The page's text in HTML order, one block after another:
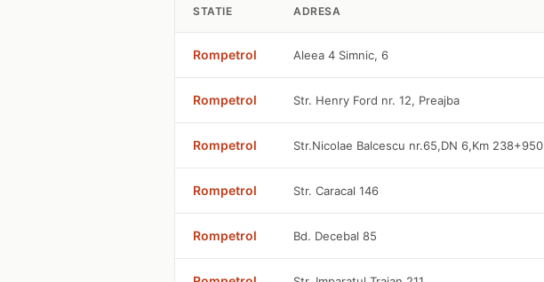
STATIE ADRESA
Rompetrol Aleea 4 Simnic, 6
Rompetrol Str. Henry Ford nr. 12, Preajba
Rompetrol Str.Nicolae Balcescu nr.65,DN 6,Km 238+950
Rompetrol Str. Caracal 146
Rompetrol Bd. Decebal 85